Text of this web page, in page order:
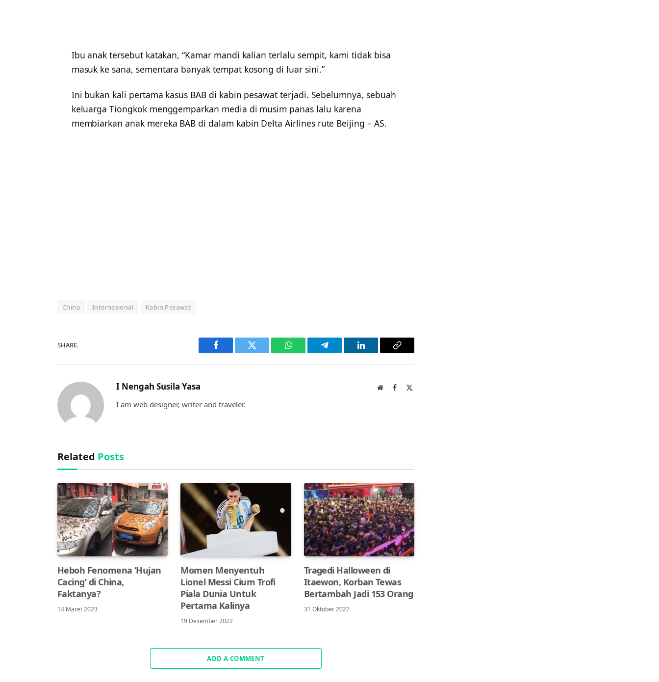
Ibu anak tersebut katakan, “Kamar mandi kalian terlalu sempit, kami tidak bisa
masuk ke sana, sementara banyak tempat kosong di luar sini.”
Ini bukan kali pertama kasus BAB di kabin pesawat terjadi. Sebelumnya, sebuah
keluarga Tiongkok menggemparkan media di musim panas lalu karena
membiarkan anak mereka BAB di dalam kabin Delta Airlines rute Beijing – AS.
China Internasional Kabin Pesawat
SHARE.
Facebook Twitter WhatsAppTelegram LinkedIn Copy
I Nengah Susila Yasa WebsiteFacebook
I am web designer, writer and traveler.
Related Posts
Heboh Fenomena ‘Hujan
Cacing’ di China,
Faktanya?
14 Maret 2023
Momen Menyentuh
Lionel Messi Cium Trofi
Piala Dunia Untuk
Pertama Kalinya
19 Desember 2022
Tragedi Halloween di
Itaewon, Korban Tewas
Bertambah Jadi 153 Orang
31 Oktober 2022
ADD A COMMENT